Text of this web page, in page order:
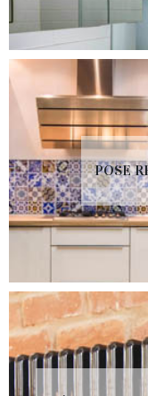
POSE